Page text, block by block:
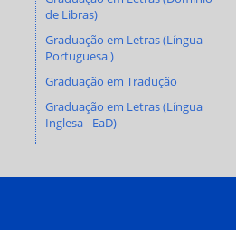
de Libras)
Graduação em Letras (Língua
Portuguesa )
Graduação em Tradução
Graduação em Letras (Língua
Inglesa - EaD)